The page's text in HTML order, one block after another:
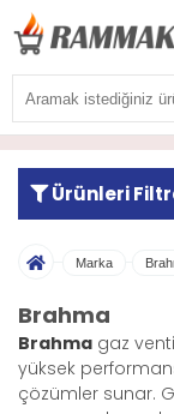
Ürünleri
Marka
Brahma
Brahma gaz
yüksek
çözümler sunar.